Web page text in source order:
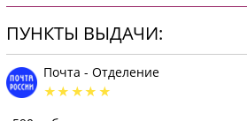
ПУНКТЫ ВЫДАЧИ:
Почта - Отделение